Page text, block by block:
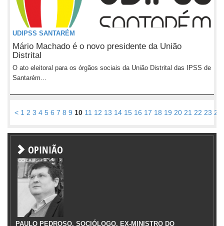
UDIPSS SANTARÉM
Mário Machado é o novo presidente da União
Distrital
O ato eleitoral para os órgãos sociais da União Distrital das IPSS de
Santarém...
< 1 2 3 4 5 6 7 8 9 10 11 12 13 14 15 16 17 18 19 20 21 22 23 24
OPINIÃO
PAULO PEDROSO, SOCIÓLOGO, EX-MINISTRO DO